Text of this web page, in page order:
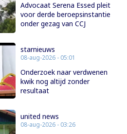
Advocaat Serena Essed pleit
voor derde beroepsinstantie
onder gezag van CCJ
starnieuws
08-aug-2026 - 05:01
Onderzoek naar verdwenen
kwik nog altijd zonder
resultaat
united news
08-aug-2026 - 03:26